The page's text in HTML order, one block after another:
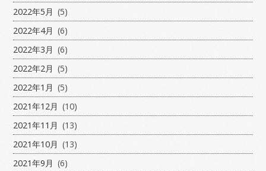
2022年5月 (5)
2022年4月 (6)
2022年3月 (6)
2022年2月 (5)
2022年1月 (5)
2021年12月 (10)
2021年11月 (13)
2021年10月 (13)
2021年9月 (6)